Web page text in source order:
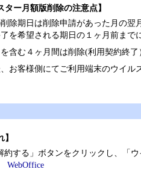
ター月額版削除の注意点】
除期日は削除申請があった月の翌
を希望される期日の１ヶ月前まで
含む４ヶ月間は削除(利用契約終
お客様側にてご利用端末のウイ
】
約する」ボタンをクリックし、「
WebOffice